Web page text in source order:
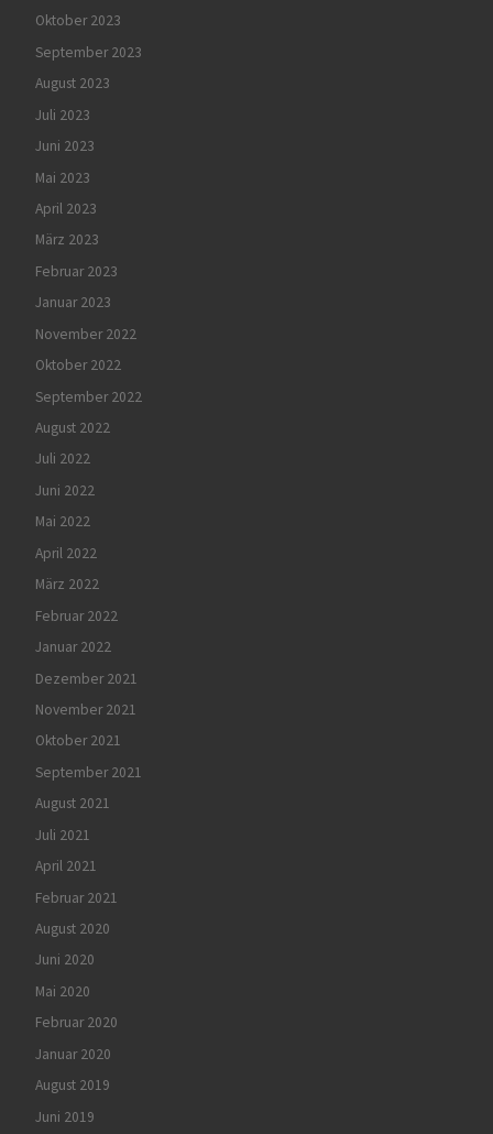
Oktober 2023
September 2023
August 2023
Juli 2023
Juni 2023
Mai 2023
April 2023
März 2023
Februar 2023
Januar 2023
November 2022
Oktober 2022
September 2022
August 2022
Juli 2022
Juni 2022
Mai 2022
April 2022
März 2022
Februar 2022
Januar 2022
Dezember 2021
November 2021
Oktober 2021
September 2021
August 2021
Juli 2021
April 2021
Februar 2021
August 2020
Juni 2020
Mai 2020
Februar 2020
Januar 2020
August 2019
Juni 2019